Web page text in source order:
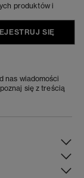
produktów i
SIĘ
nas wiadomości
się z treścią